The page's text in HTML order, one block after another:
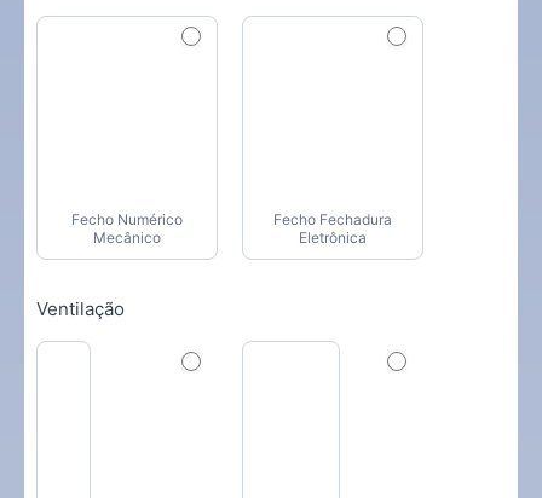
Fecho Numérico
Mecânico
Fecho Fechadura
Eletrônica
Ventilação